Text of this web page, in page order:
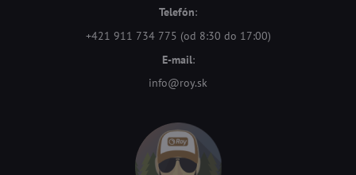
Telefón:
+421 911 734 775 (od 8:30 do 17:00)
E-mail:
info@roy.sk